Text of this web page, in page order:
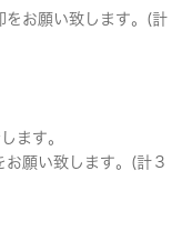
をお願い致します。(計
ます。
お願い致します。(計３